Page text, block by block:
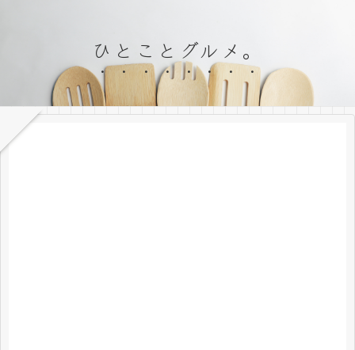
ひとことグルメ。